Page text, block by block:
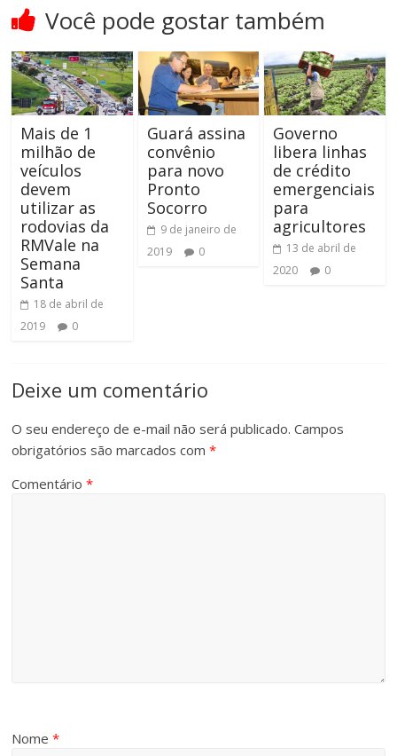
Você pode gostar também
Mais de 1
milhão de
veículos
devem
utilizar as
rodovias da
RMVale na
Semana
Santa
18 de abril de
2019
0
Guará assina
convênio
para novo
Pronto
Socorro
9 de janeiro de
2019
0
Governo
libera linhas
de crédito
emergenciais
para
agricultores
13 de abril de
2020
0
Deixe um comentário
O seu endereço de e-mail não será publicado. Campos
obrigatórios são marcados com*
Comentário*
Nome*